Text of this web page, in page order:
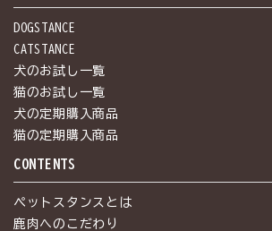
DOGSTANCE
CATSTANCE
犬のお試し一覧
猫のお試し一覧
犬の定期購入商品
猫の定期購入商品
CONTENTS
ペットスタンスとは
鹿肉へのこだわり